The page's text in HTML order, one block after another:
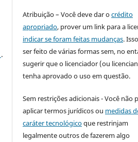
.
Atribuição – Você deve dar ocrédito
apropriado, prover um link para a
indicar se foram feitas mudanças.
ser feito de várias formas sem, no
sugerir que o licenciador (ou
tenha aprovado o uso em questão.
Sem restrições adicionais - Você não
aplicar termos jurídicos ou medidas
caráter tecnológicoque restrinjam
legalmente outros de fazerem algo